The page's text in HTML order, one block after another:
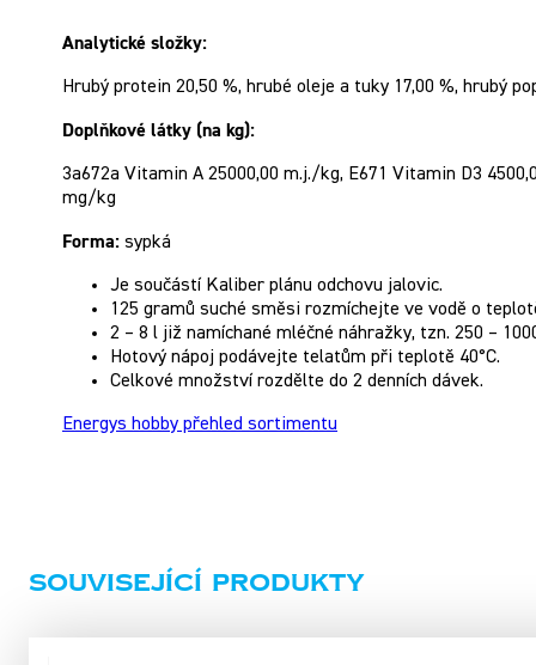
Analytické složky:
Hrubý protein 20,50 %, hrubé oleje a tuky 17,00 %, hrubý
Doplňkové látky (na kg):
3a672a Vitamin A 25000,00 m.j./kg, E671 Vitamin D3
mg/kg
Forma: sypká
Je součástí Kaliber plánu odchovu jalovic.
125 gramů suché směsi rozmíchejte ve vodě o
2 – 8 l již namíchané mléčné náhražky, tzn. 250 –
Hotový nápoj podávejte telatům při teplotě 40°C.
Celkové množství rozdělte do 2 denních dávek.
Energys hobby přehled sortimentu
Související produkty